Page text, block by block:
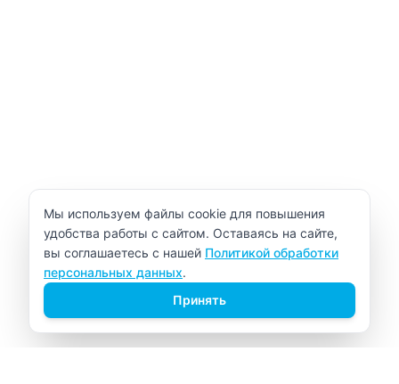
Уведомление об использовании cookie
Мы используем файлы cookie для повышения
удобства работы с сайтом. Оставаясь на сайте,
вы соглашаетесь с нашей Политикой обработки
персональных данных.
Принять